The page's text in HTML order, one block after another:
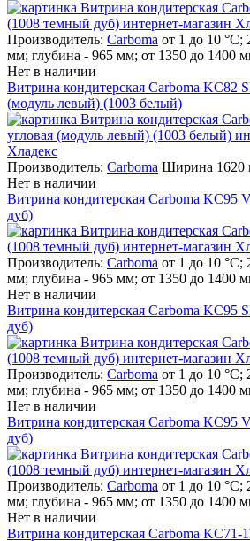
Производитель: Carboma от 1 до 10
мм; глубина - 965 мм; от 1350 до 1400
Нет в наличии
Витрина кондитерская Carboma KC82
(модуль левый) (1003 белый)
Производитель: Carboma Ширина 1620
Нет в наличии
Витрина кондитерская Carboma KC95
дуб)
Производитель: Carboma от 1 до 10
мм; глубина - 965 мм; от 1350 до 1400
Нет в наличии
Витрина кондитерская Carboma KC95
дуб)
Производитель: Carboma от 1 до 10
мм; глубина - 965 мм; от 1350 до 1400
Нет в наличии
Витрина кондитерская Carboma KC95
дуб)
Производитель: Carboma от 1 до 10
мм; глубина - 965 мм; от 1350 до 1400
Нет в наличии
Витрина кондитерская Carboma